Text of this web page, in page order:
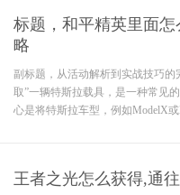
标题，和平精英里面
略
副标题，从活动解析到实战技巧
取”一辆特斯拉载具，是一种常见
心是将特斯拉车型，例如ModelX
王者之光怎么获得,通